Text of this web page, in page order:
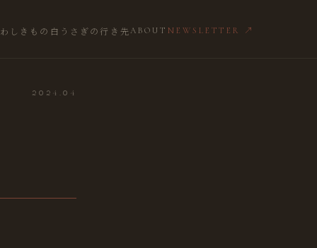
しきもの 白うさぎの行き先 ABOUT NEWSLETTER ↗
2024.04